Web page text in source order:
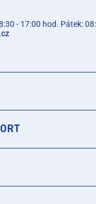
- 17:00 hod. Pátek: